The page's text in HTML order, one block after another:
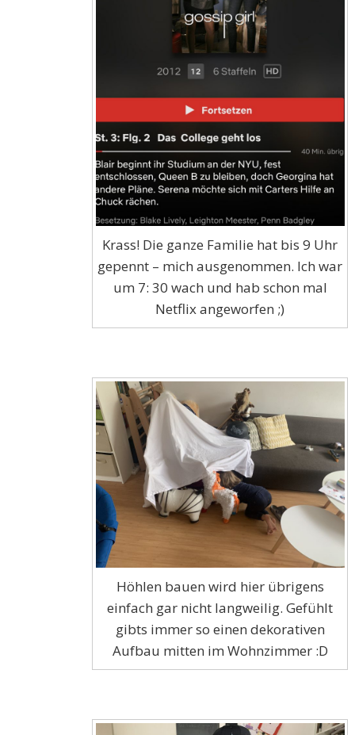
Krass! Die ganze Familie hat bis 9 Uhr
gepennt – mich ausgenommen. Ich war
um 7: 30 wach und hab schon mal
Netflix angeworfen ;)
Höhlen bauen wird hier übrigens
einfach gar nicht langweilig. Gefühlt
gibts immer so einen dekorativen
Aufbau mitten im Wohnzimmer :D